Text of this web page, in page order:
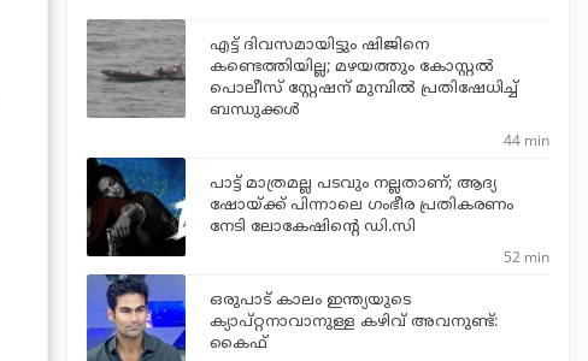
എട്ട് ദിവസമായിട്ടും ഷിജിനെ
കണ്ടെത്തിയില്ല; മഴയത്തും കോസ്റ്റല്‍
പൊലീസ് സ്റ്റേഷന് മുമ്പില്‍ പ്രതിഷേധിച്ച്
ബന്ധുക്കള്‍
44 min
പാട്ട് മാത്രമല്ല പടവും നല്ലതാണ്; ആദ്യ
ഷോയ്ക്ക് പിന്നാലെ ഗംഭീര പ്രതികരണം
നേടി ലോകേഷിന്റെ ഡി.സി
52 min
ഒരുപാട് കാലം ഇന്ത്യയുടെ
ക്യാപ്റ്റനാവാനുള്ള കഴിവ് അവനുണ്ട്:
കൈഫ്